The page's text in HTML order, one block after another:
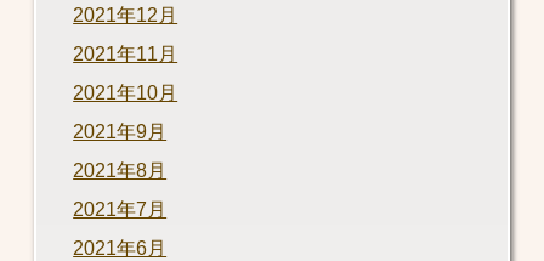
2021年12月
2021年11月
2021年10月
2021年9月
2021年8月
2021年7月
2021年6月